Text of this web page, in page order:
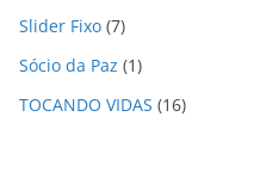
Slider Fixo (7)
Sócio da Paz (1)
TOCANDO VIDAS (16)